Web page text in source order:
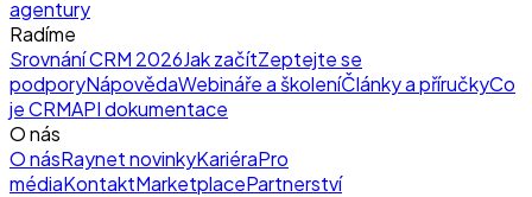
agentury
Radíme
Srovnání CRM 2026Jak začítZeptejte se
podporyNápovědaWebináře a školeníČlánky a příručkyCo
je CRMAPI dokumentace
O nás
O násRaynet novinkyKariéraPro
médiaKontaktMarketplacePartnerství